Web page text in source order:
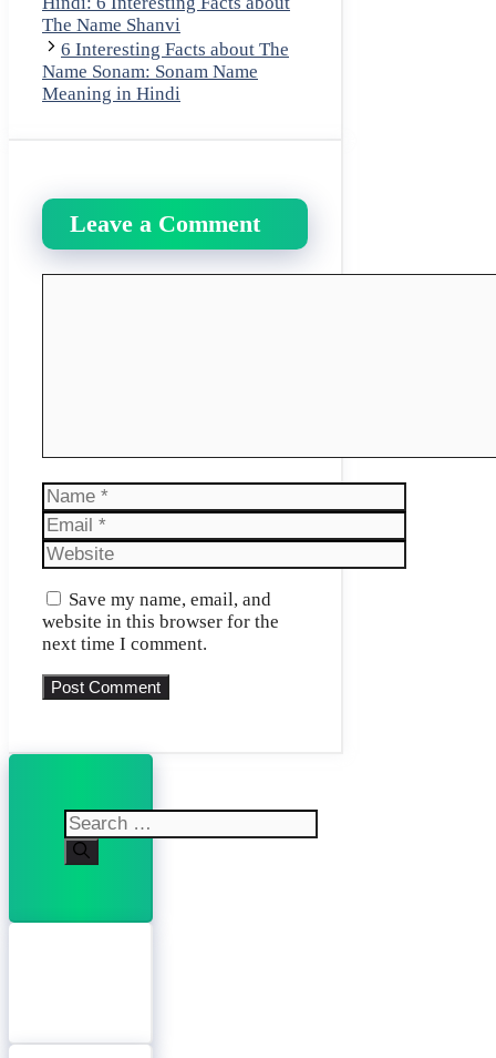
The Name Shanvi
6 Interesting Facts about The
Name Sonam: Sonam Name
Meaning in Hindi
Leave a Comment
Name
Email
Website
Save my name, email, and
website in this browser for the
next time I comment.
Search
for: